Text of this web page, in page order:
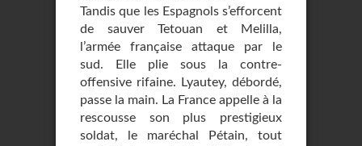
Tandis que les Espagnols s’efforcent
de sauver Tetouan et Melilla,
l’armée française attaque par le
sud. Elle plie sous la contre-
offensive rifaine. Lyautey, débordé,
passe la main. La France appelle à la
rescousse son plus prestigieux
soldat, le maréchal Pétain, tout